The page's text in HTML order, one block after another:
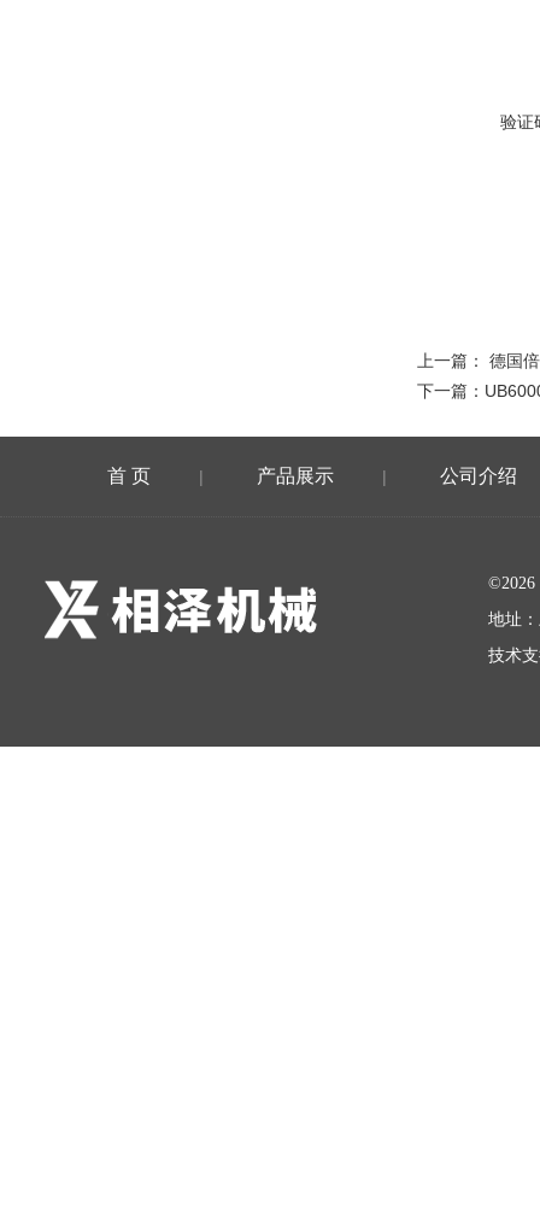
验证
上一篇： 德国
下一篇：
首 页 | 产品展示 | 公司介绍
地址
技术